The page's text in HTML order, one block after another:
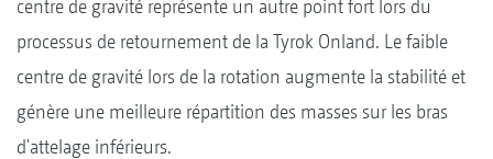
centre de gravité représente un autre point fort lors du
processus de retournement de la Tyrok Onland. Le faible
centre de gravité lors de la rotation augmente la stabilité et
génère une meilleure répartition des masses sur les bras
d'attelage inférieurs.